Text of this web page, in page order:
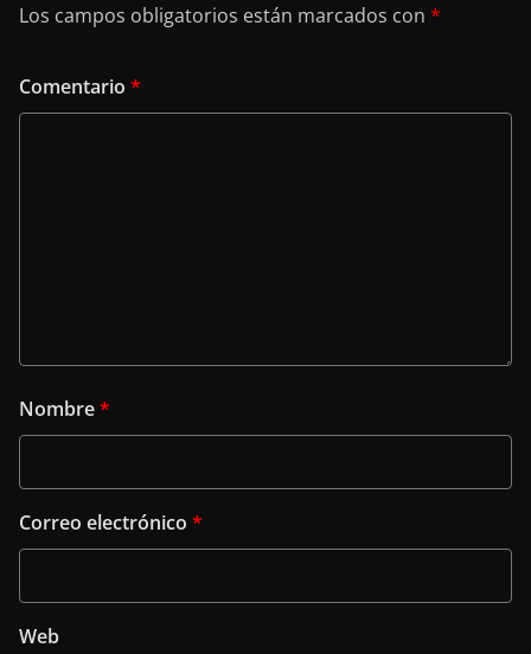
Los campos obligatorios están marcados con *
Comentario *
Nombre*
Correo electrónico *
Web